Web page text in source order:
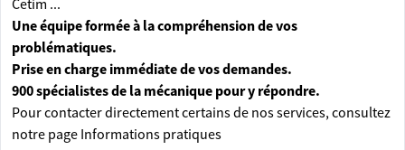
Cetim ...
Une équipe formée à la compréhension de vos
problématiques.
Prise en charge immédiate de vos demandes.
900 spécialistes de la mécanique pour y répondre.
Pour contacter directement certains de nos services, consultez
notre page Informations pratiques